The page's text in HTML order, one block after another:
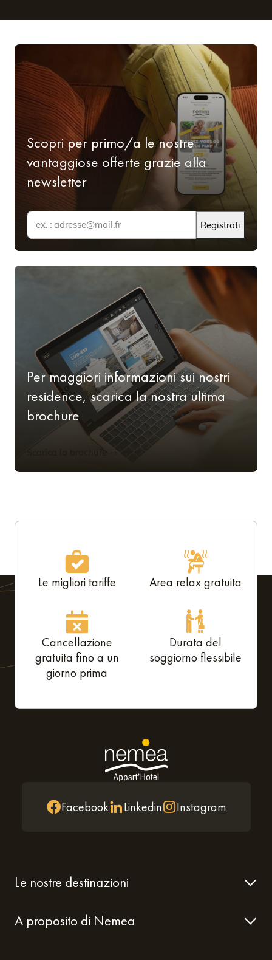
Scopri per primo/a le nostre
vantaggiose offerte grazie alla
newsletter
Registrati
Per maggiori informazioni sui nostri
residence, scarica la nostra ultima
brochure
Le migliori tariffe Area relax gratuita
Cancellazione
gratuita fino a un
giorno prima
Durata del
soggiorno flessibile
Facebook Linkedin Instagram
Le nostre destinazioni
A proposito di Nemea